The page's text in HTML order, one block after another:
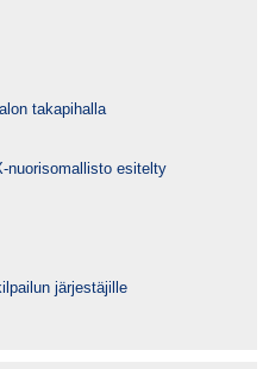
takapihalla
nuorisomallisto esitelty
järjestäjille